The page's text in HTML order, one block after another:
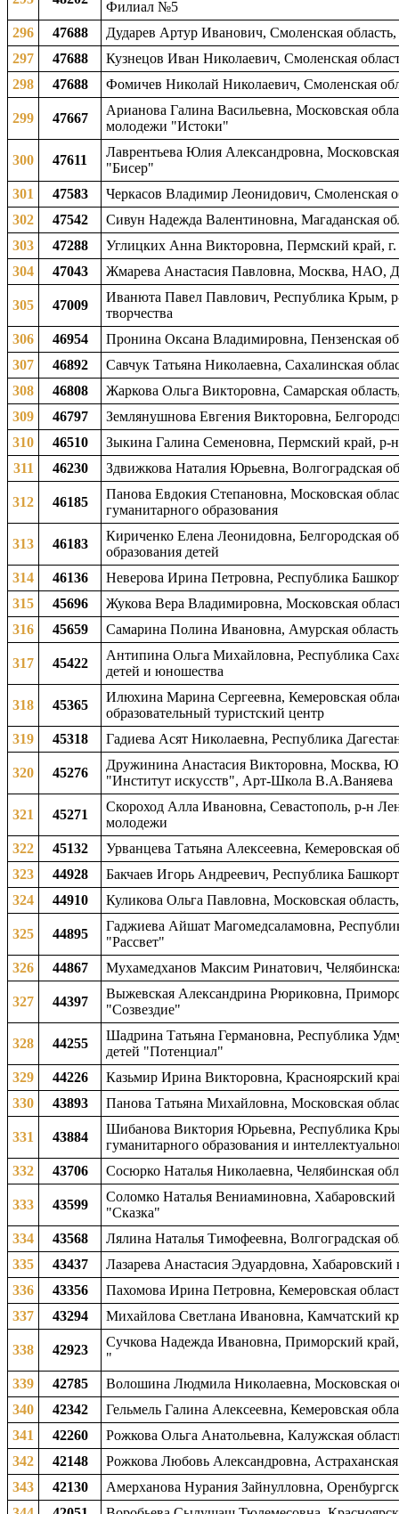
Филиал №5
296
47688
Дударев Артур Иванович, Смоленская
297
47688
Кузнецов Иван Николаевич, Смоленская
298
47688 Фомичев Николай Николаевич, Смоленская
299 47667
Арианова Галина Васильевна, Московская
молодежи "Истоки"
300 47611
Лаврентьева Юлия Александровна,
"Бисер"
301
47583
Черкасов Владимир Леонидович, Смоленская
302
47542
Сивун Надежда Валентиновна, Магаданская
303
47288
Углицких Анна Викторовна, Пермский край, г.
304
47043 Жмарева Анастасия Павловна, Москва, НАО,
305 47009
Иванюта Павел Павлович, Республика Крым,
творчества
306
46954
Пронина Оксана Владимировна, Пензенская
307
46892
Савчук Татьяна Николаевна, Сахалинская
308
46808
Жаркова Ольга Викторовна, Самарская
309
46797
Землянушнова Евгения Викторовна,
310
46510
Зыкина Галина Семеновна, Пермский край, р-н
311
46230 Здвижкова Наталия Юрьевна, Волгоградская
312 46185
Панова Евдокия Степановна, Московская
гуманитарного образования
313 46183
Кириченко Елена Леонидовна, Белгородская
образования детей
314
46136
Неверова Ирина Петровна, Республика
315
45696
Жукова Вера Владимировна, Московская
316
45659 Самарина Полина Ивановна, Амурская
317 45422
Антипина Ольга Михайловна, Республика
детей и юношества
318 45365
Илюхина Марина Сергеевна, Кемеровская
образовательный туристский центр
319
45318 Гадиева Асят Николаевна, Республика
320 45276
Дружинина Анастасия Викторовна, Москва,
"Институт искусств", Арт-Школа В.А.Ваняева
321 45271
Скороход Алла Ивановна, Севастополь, р-н
молодежи
322
45132
Урванцева Татьяна Алексеевна, Кемеровская
323
44928
Бакчаев Игорь Андреевич, Республика
324
44910 Куликова Ольга Павловна, Московская
325 44895
Гаджиева Айшат Магомедсаламовна,
"Рассвет"
326
44867 Мухамедханов Максим Ринатович,
327 44397
Выжевская Александрина Рюриковна,
"Созвездие"
328 44255
Шадрина Татьяна Германовна, Республика
детей "Потенциал"
329
44226
Казьмир Ирина Викторовна, Красноярский
330
43893 Панова Татьяна Михайловна, Московская
331 43884
Шибанова Виктория Юрьевна, Республика
гуманитарного образования и
332
43706 Сосюрко Наталья Николаевна, Челябинская
333 43599
Соломко Наталья Вениаминовна,
"Сказка"
334
43568
Лялина Наталья Тимофеевна, Волгоградская
335
43437
Лазарева Анастасия Эдуардовна, Хабаровский
336
43356
Пахомова Ирина Петровна, Кемеровская
337
43294 Михайлова Светлана Ивановна, Камчатский
338 42923
Сучкова Надежда Ивановна, Приморский
"
339
42785
Волошина Людмила Николаевна, Московская
340
42342
Гельмель Галина Алексеевна, Кемеровская
341
42260
Рожкова Ольга Анатольевна, Калужская
342
42148
Рожкова Любовь Александровна,
343
42130
Амерханова Нурания Зайнулловна,